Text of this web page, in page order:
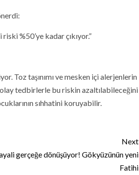
%50’ye kadar çıkıyor.”
Toz taşınımı ve mesken içi alerjenlerin
tedbirlerle bu riskin azaltılabileceğini
sıhhatini koruyabilir.
Next
gerçeğe dönüşüyor! Gökyüzünün yeni
Fatihi